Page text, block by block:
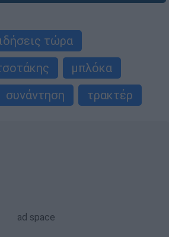
τώρα
μπλόκα
συνάντηση τρακτέρ